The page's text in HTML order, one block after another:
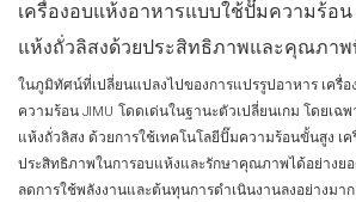
เครื่องอบแห้งอาหารแบบใช้ปั๊มความร้อน
แห้งถั่วลิสงด้วยประสิทธิภาพและคุณภาพ
ในภูมิทัศน์ที่เปลี่ยนแปลงไปของการแปรรูปอาหาร เครื่
ความร้อน JIMU โดดเด่นในฐานะตัวเปลี่ยนเกม โดยเฉ
แห้งถั่วลิสง ด้วยการใช้เทคโนโลยีปั๊มความร้อนขั้นสูง เ
ประสิทธิภาพในการอบแห้งและรักษาคุณภาพได้อย่างย
ลดการใช้พลังงานและต้นทุนการดำเนินงานลงอย่างมา